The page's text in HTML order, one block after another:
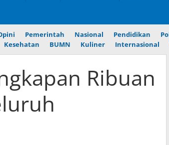
Pemerintah Nasional Pendidikan
Kesehatan BUMN Kuliner Internasional
Ribuan